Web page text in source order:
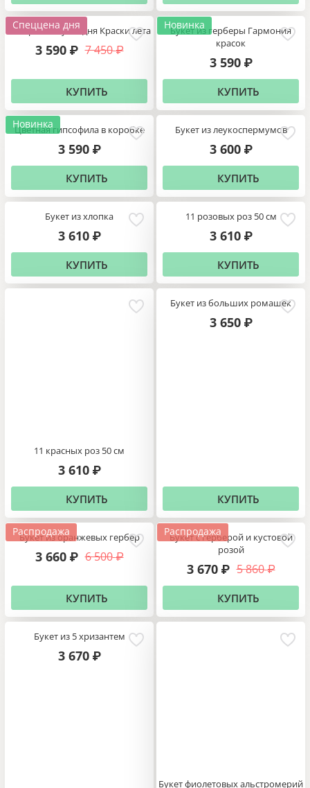
Спеццена дня
Авторский букет дня Краски лета
7 450 ₽
3 590 ₽
КУПИТЬ
Новинка
Букет из герберы Гармония
красок
3 590 ₽
КУПИТЬ
Новинка
Цветная гипсофила в коробке
3 590 ₽
КУПИТЬ
Букет из леукоспермумов
3 600 ₽
КУПИТЬ
Букет из хлопка
3 610 ₽
КУПИТЬ
11 розовых роз 50 см
3 610 ₽
КУПИТЬ
11 красных роз 50 см
3 610 ₽
КУПИТЬ
Букет из больших ромашек
3 650 ₽
КУПИТЬ
Распродажа
Букет из оранжевых гербер
6 500 ₽
3 660 ₽
КУПИТЬ
Распродажа
Букет с герберой и кустовой
розой
5 860 ₽
3 670 ₽
КУПИТЬ
Букет из 5 хризантем
3 670 ₽
Букет фиолетовых альстромерий